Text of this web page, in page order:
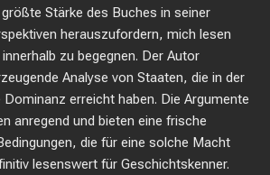
Stärke des Buches in seiner
herauszufordern, mich lesen
zu begegnen. Der Autor
Analyse von Staaten, die in der
erreicht haben. Die Argumente
anregend und bieten eine frische
die für eine solche Macht
lesenswert für Geschichtskenner.